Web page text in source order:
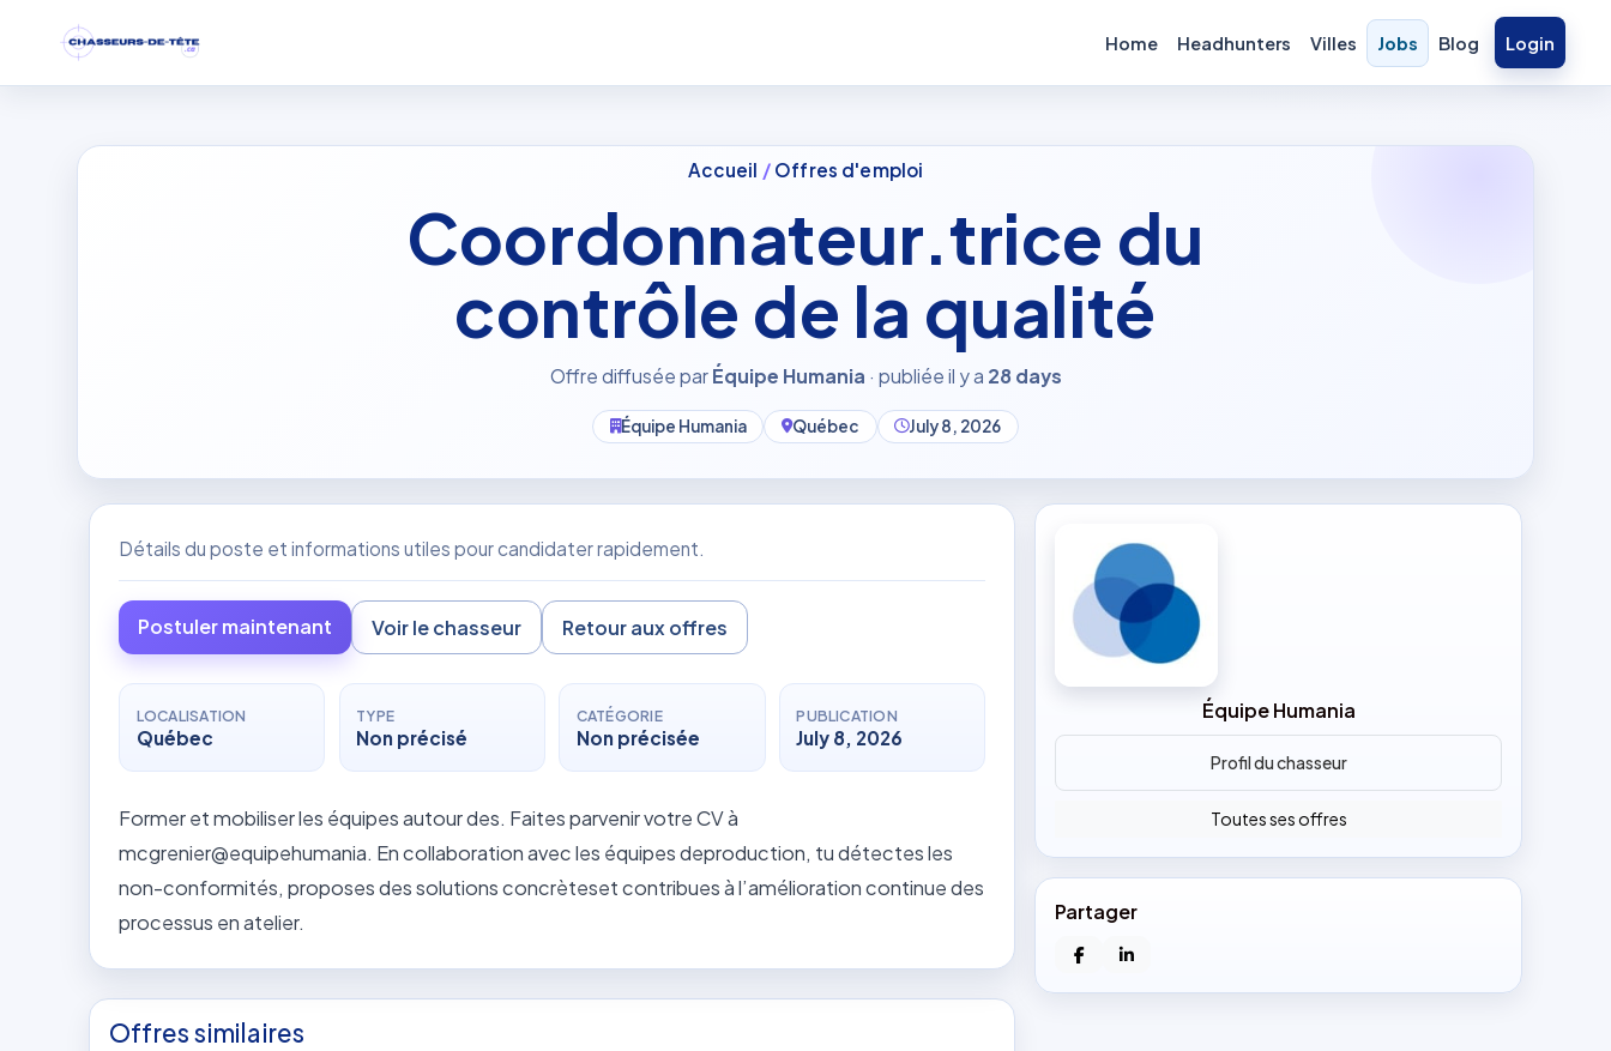
Home Headhunters Villes Jobs Blog Login
Accueil / Offres d'emploi
Coordonnateur.trice du
contrôle de la qualité
Offre diffusée par Équipe Humania · publiée il y a 28 days
Équipe Humania Québec July 8, 2026
Détails du poste et informations utiles pour candidater rapidement.
Postuler maintenant Voir le chasseur Retour aux offres
LOCALISATION
Québec
TYPE
Non précisé
CATÉGORIE
Non précisée
PUBLICATION
July 8, 2026
Former et mobiliser les équipes autour des. Faites parvenir votre CV à
mcgrenier@equipehumania. En collaboration avec les équipes deproduction, tu détectes les
non-conformités, proposes des solutions concrèteset contribues à l’amélioration continue des
processus en atelier.
Offres similaires
Équipe Humania
Profil du chasseur
Toutes ses offres
Partager